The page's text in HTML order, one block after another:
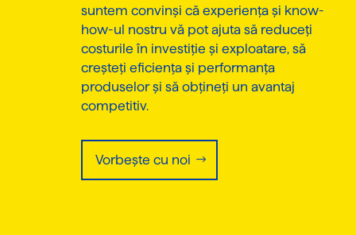
suntem convinși că experiența și know-
how-ul nostru vă pot ajuta să reduceți
costurile în investiție și exploatare, să
creșteți eficiența și performanța
produselor și să obțineți un avantaj
competitiv.
Vorbește cu noi